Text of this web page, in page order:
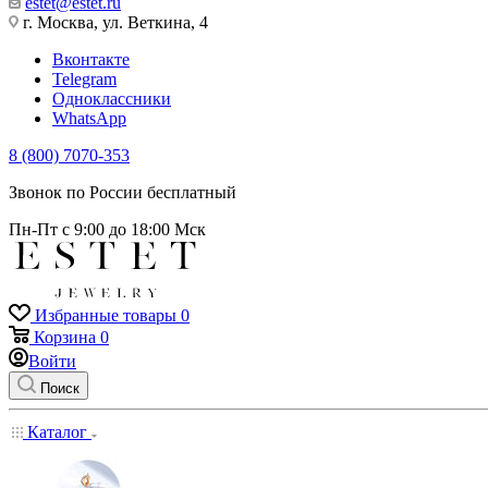
г. Москва, ул. Веткина, 4
Вконтакте
Telegram
Одноклассники
WhatsApp
8 (800) 7070-353
Звонок по России бесплатный
Пн-Пт с 9:00 до 18:00 Мск
Избранные товары 0
Корзина 0
Войти
Поиск
Каталог